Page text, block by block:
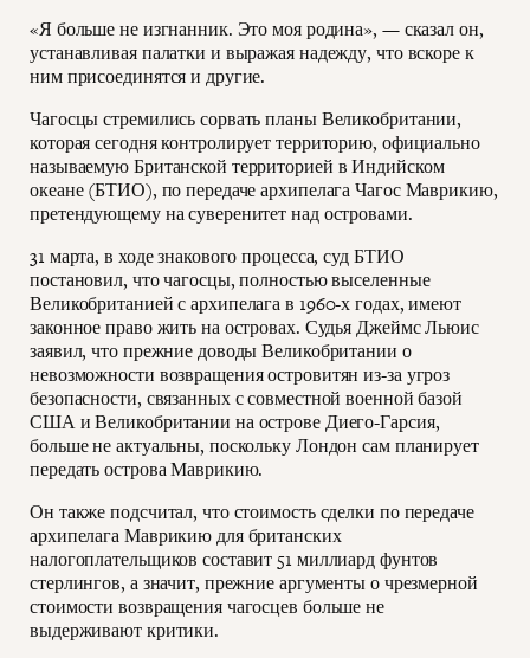
«Я больше не изгнанник. Это моя родина», — сказал он,
устанавливая палатки и выражая надежду, что вскоре к
ним присоединятся и другие.
Чагосцы стремились сорвать планы Великобритании,
которая сегодня контролирует территорию, официально
называемую Британской территорией в Индийском
океане (БТИО), по передаче архипелага Чагос Маврикию,
претендующему на суверенитет над островами.
31 марта, в ходе знакового процесса, суд БТИО
постановил, что чагосцы, полностью выселенные
Великобританией с архипелага в 1960-х годах, имеют
законное право жить на островах. Судья Джеймс Льюис
заявил, что прежние доводы Великобритании о
невозможности возвращения островитян из-за угроз
безопасности, связанных с совместной военной базой
США и Великобритании на острове Диего-Гарсия,
больше не актуальны, поскольку Лондон сам планирует
передать острова Маврикию.
Он также подсчитал, что стоимость сделки по передаче
архипелага Маврикию для британских
налогоплательщиков составит 51 миллиард фунтов
стерлингов, а значит, прежние аргументы о чрезмерной
стоимости возвращения чагосцев больше не
выдерживают критики.